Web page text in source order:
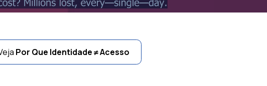
Por Que Identidade ≠ Acesso